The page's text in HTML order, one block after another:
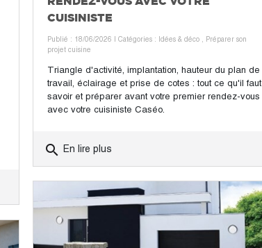
CUISINISTE
Publié : 18/06/2026 | Catégories : Idées & déco
Préparer son
projet cuisine
Triangle d'activité, implantation, hauteur du plan de
travail, éclairage et prise de cotes : tout ce qu'il faut
savoir et préparer avant votre premier rendez-vous
avec votre cuisiniste Caséo.
search En lire plus